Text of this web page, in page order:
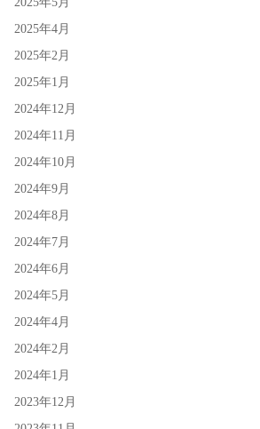
2025年4月
2025年2月
2025年1月
2024年12月
2024年11月
2024年10月
2024年9月
2024年8月
2024年7月
2024年6月
2024年5月
2024年4月
2024年2月
2024年1月
2023年12月